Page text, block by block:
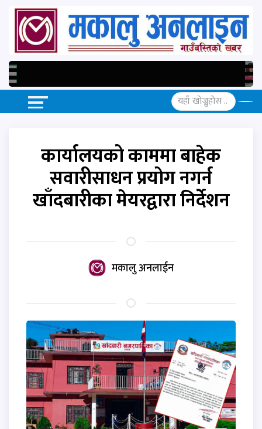
कार्यालयको काममा बाहेक
सवारीसाधन प्रयोग नगर्न
खाँदबारीका मेयरद्वारा निर्देशन
मकालु अनलाईन